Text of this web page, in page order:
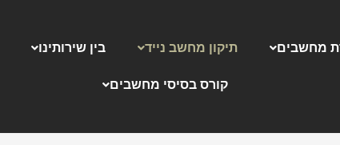
מחשבים תיקון מחשב נייד בין שירותינו
קורס בסיסי מחשבים